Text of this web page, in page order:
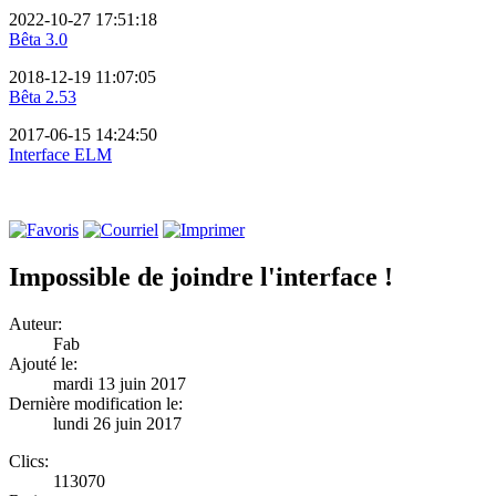
2022-10-27 17:51:18
Bêta 3.0
2018-12-19 11:07:05
Bêta 2.53
2017-06-15 14:24:50
Interface ELM
Impossible de joindre l'interface !
Auteur:
Fab
Ajouté le:
mardi 13 juin 2017
Dernière modification le:
lundi 26 juin 2017
Clics:
113070